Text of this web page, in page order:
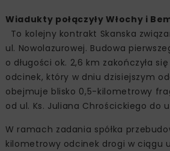
Wiadukty połączyły Włochy i
To kolejny kontrakt Skanska
ul. Nowolazurowej. Budowa
o długości ok. 2,6 km zakończyła
odcinek, który w dniu dzisiejszym
obejmuje blisko 0,5-kilometrowy
od ul. Ks. Juliana Chrościckiego do
W ramach zadania spółka
kilometrowy odcinek drogi w ciągu